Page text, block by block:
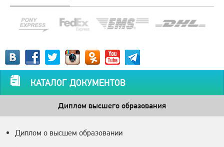
КАТАЛОГ ДОКУМЕНТОВ
Диплом высшего образования
Диплом о высшем образовании